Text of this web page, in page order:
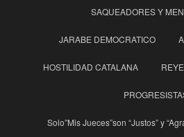
SAQUEADORES Y
JARABE DEMOCRATICO
HOSTILIDAD CATALANA
Solo”Mis Jueces”son “Justos” y